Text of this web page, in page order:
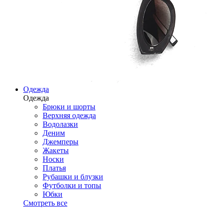
Одежда
Одежда
Брюки и шорты
Верхняя одежда
Водолазки
Деним
Джемперы
Жакеты
Носки
Платья
Рубашки и блузки
Футболки и топы
Юбки
Смотреть все